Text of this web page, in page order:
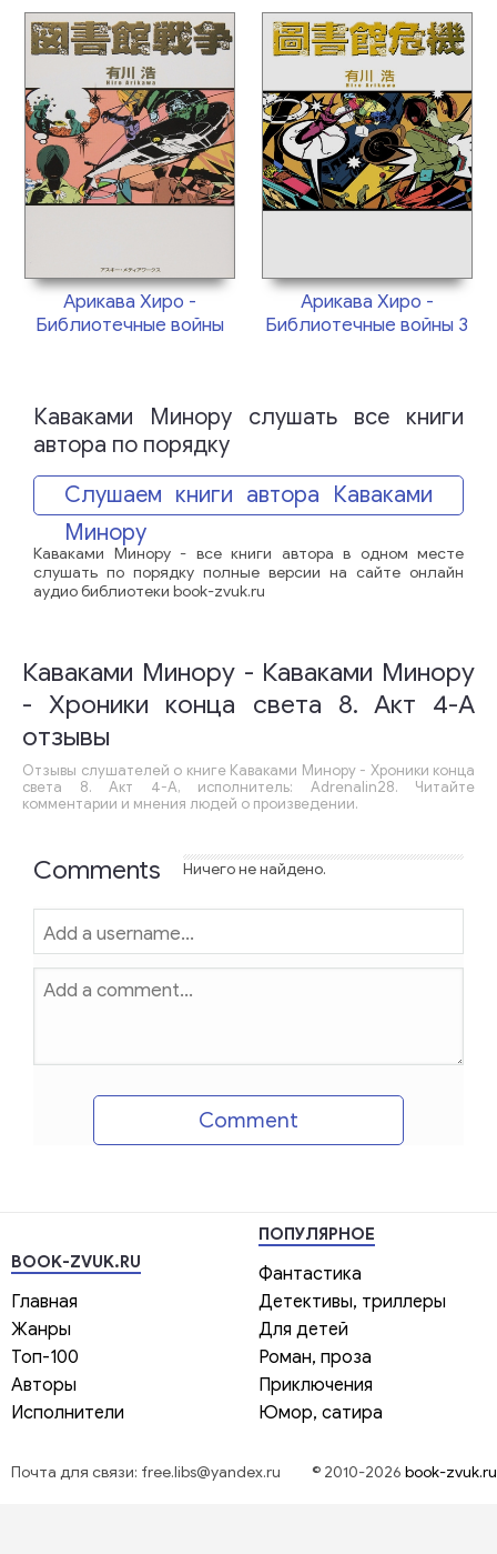
Арикава Хиро -
Библиотечные войны
Арикава Хиро -
Библиотечные войны 3
Каваками Минору слушать все книги
автора по порядку
Слушаем книги автора Каваками
Минору
Каваками Минору - все книги автора в одном месте
слушать по порядку полные версии на сайте онлайн
аудио библиотеки book-zvuk.ru
Каваками Минору - Каваками Минору
- Хроники конца света 8. Акт 4-А
отзывы
Отзывы слушателей о книге Каваками Минору - Хроники конца
света 8. Акт 4-А, исполнитель: Adrenalin28. Читайте
комментарии и мнения людей о произведении.
Comments Ничего не найдено.
Comment
BOOK-ZVUK.RU
Главная
Жанры
Топ-100
Авторы
Исполнители
ПОПУЛЯРНОЕ
Фантастика
Детективы, триллеры
Для детей
Роман, проза
Приключения
Юмор, сатира
Почта для связи: free.libs@yandex.ru © 2010-2026 book-zvuk.ru